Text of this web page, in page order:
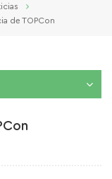
de TOPCon